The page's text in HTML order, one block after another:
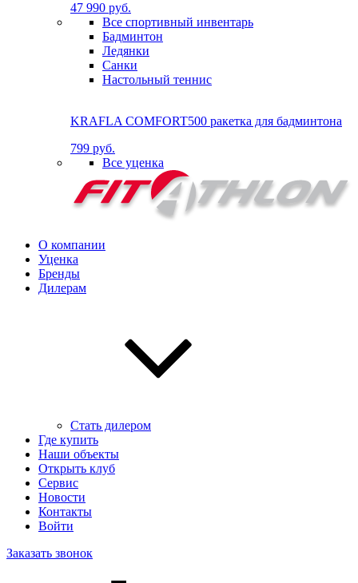
47 990 руб.
Все спортивный инвентарь
Бадминтон
Ледянки
Санки
Настольный теннис
KRAFLA COMFORT500 ракетка для бадминтона
799 руб.
Все уценка
О компании
Уценка
Бренды
Дилерам
Стать дилером
Где купить
Наши объекты
Открыть клуб
Сервис
Новости
Контакты
Войти
Заказать звонок